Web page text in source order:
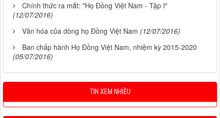
Chính thức ra mắt: "Họ Đồng Việt Nam - Tập I"
(12/07/2016)
Văn hóa của dòng họ Đồng Việt Nam (12/07/2016)
Ban chấp hành Họ Đồng Việt Nam, nhiệm kỳ 2015-2020
(05/07/2016)
TIN XEM NHIỀU